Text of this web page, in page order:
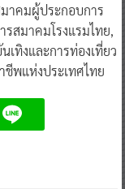
าคมผู้ประกอบการ
สมาคมโรงแรมไทย,
ทิงและการท่องเที่ยว
ชีพแห่งประเทศไทย